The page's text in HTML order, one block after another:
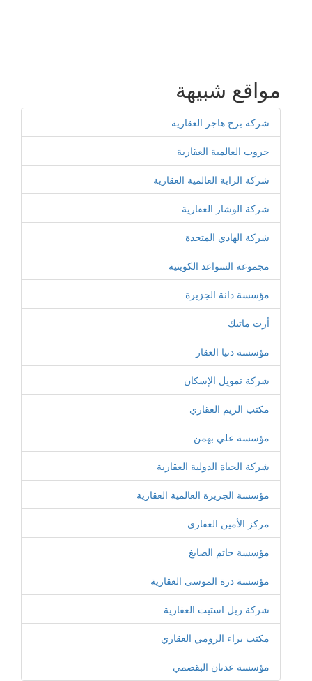
مواقع شبيهة
شركة برج هاجر العقارية
جروب العالمية العقارية
شركة الراية العالمية العقارية
شركة الوشار العقارية
شركة الهادي المتحدة
مجموعة السواعد الكويتية
مؤسسة دانة الجزيرة
أرت ماتيك
مؤسسة دنيا العقار
شركة تمويل الإسكان
مكتب الريم العقاري
مؤسسة علي بهمن
شركة الحياة الدولية العقارية
مؤسسة الجزيرة العالمية العقارية
مركز الأمين العقاري
مؤسسة حاتم الصايغ
مؤسسة درة الموسى العقارية
شركة ريل استيت العقارية
مكتب براء الرومي العقاري
مؤسسة عدنان البقصمي